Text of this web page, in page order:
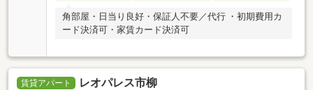
角部屋・日当り良好・保証人不要／代行 ・初期費用カ
ード決済可・家賃カード決済可
賃貸アパート レオパレス市柳